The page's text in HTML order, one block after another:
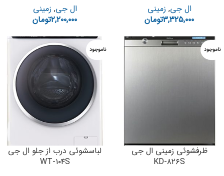
ال جی, زمینی
۳,۳۲۵,۰۰۰تومان
ال جی, زمینی
۲,۲۰۰,۰۰۰تومان
ناموجود
ظرفشوئی زمینی ال جی
KD-۸۲۶S
ناموجود
لباسشوئی درب از جلو ال جی
WT-۱۰۴S